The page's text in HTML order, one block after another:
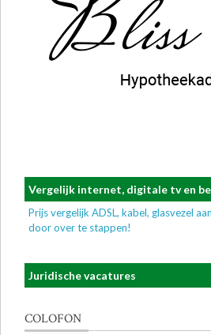
Vergelijk internet, digitale tv en
Prijs vergelijk ADSL, kabel, glasvezel
door over te stappen!
Juridische vacatures
COLOFON